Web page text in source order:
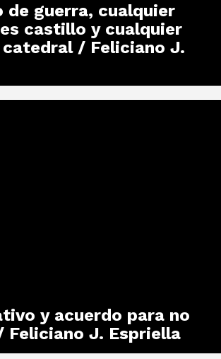
de guerra, cualquier
castillo y cualquier
/ Feliciano J.
y acuerdo para no
Feliciano J. Espriella